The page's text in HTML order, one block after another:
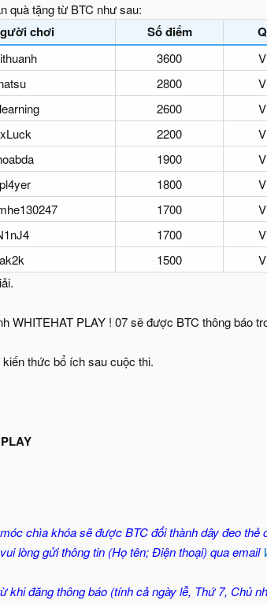
quà tặng từ BTC như sau:
chơi Số điểm
3600
2800
2600
2200
1900
1800
1700
1700
ak2k 1500
WHITEHAT PLAY ! 07 sẽ được BTC thông báo
thức bổ ích sau cuộc thi.
chìa khóa sẽ được BTC đổi thành dây đeo thẻ
lòng gửi thông tin (Họ tên; Điện thoại) qua email
khi đăng thông báo (tính cả ngày lễ, Thứ 7, Chủ